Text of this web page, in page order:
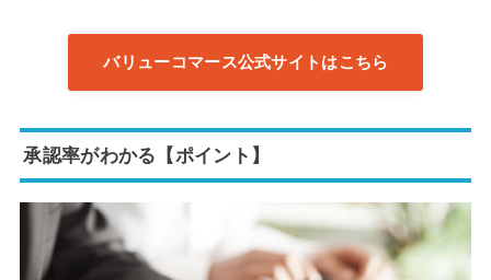
バリューコマース公式サイトはこちら
承認率がわかる【ポイント】